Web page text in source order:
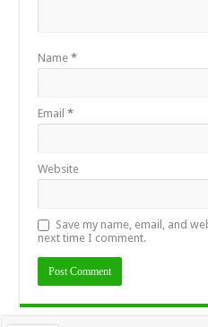
Name*
Email*
Website
Save my name, email, and
next time I comment.